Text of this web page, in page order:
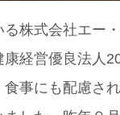
株式会社エー
経営優良法人
事にも配慮さ